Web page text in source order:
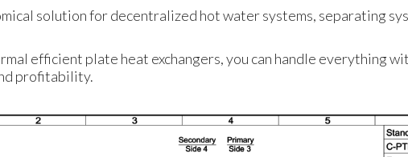
solution for decentralized hot water systems, separating
efficient plate heat exchangers, you can handle everything
profitability.